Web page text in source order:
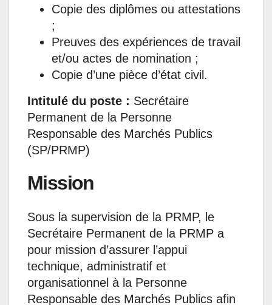
Copie des diplômes ou attestations
;
Preuves des expériences de travail
et/ou actes de nomination ;
Copie d’une pièce d’état civil.
Intitulé du poste : Secrétaire
Permanent de la Personne
Responsable des Marchés Publics
(SP/PRMP)
Mission
Sous la supervision de la PRMP, le
Secrétaire Permanent de la PRMP a
pour mission d’assurer l’appui
technique, administratif et
organisationnel à la Personne
Responsable des Marchés Publics afin